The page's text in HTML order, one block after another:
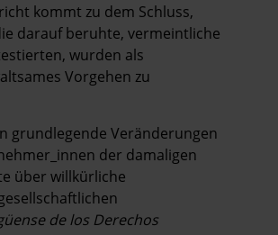
kommt zu dem Schluss,
darauf beruhte, vermeintliche
wurden als
Vorgehen zu
grundlegende Veränderungen
der damaligen
über willkürliche
de los Derechos